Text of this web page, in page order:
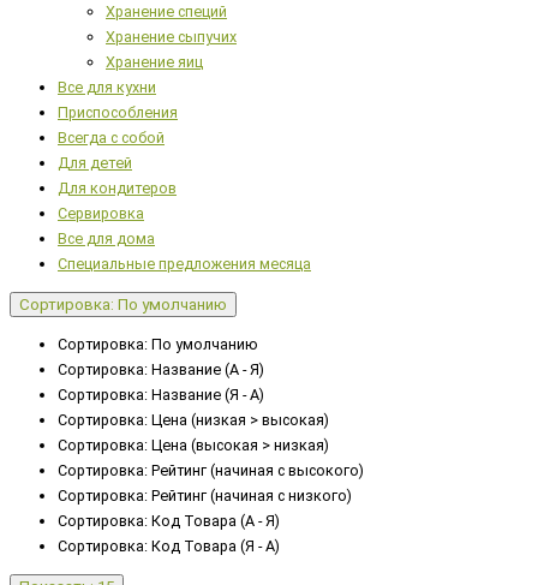
Хранение специй
Хранение сыпучих
Хранение яиц
Все для кухни
Приспособления
Всегда с собой
Для детей
Для кондитеров
Сервировка
Все для дома
Специальные предложения месяца
Сортировка: По умолчанию
Сортировка: По умолчанию
Сортировка: Название (А - Я)
Сортировка: Название (Я - А)
Сортировка: Цена (низкая > высокая)
Сортировка: Цена (высокая > низкая)
Сортировка: Рейтинг (начиная с высокого)
Сортировка: Рейтинг (начиная с низкого)
Сортировка: Код Товара (А - Я)
Сортировка: Код Товара (Я - А)